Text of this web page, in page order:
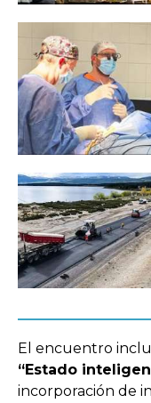
El encuentro
“Estado
incorporación de